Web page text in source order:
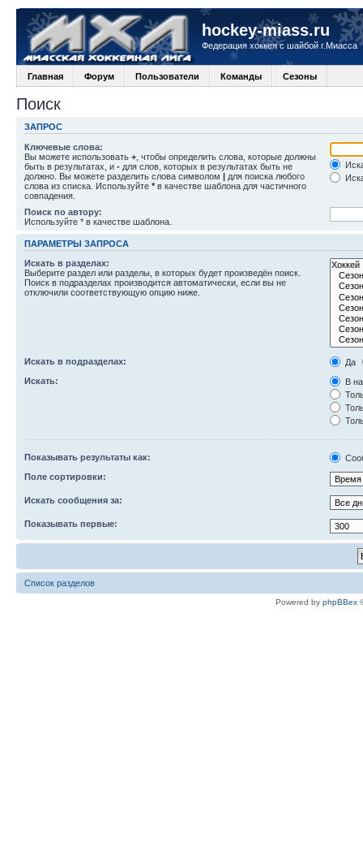
hockey-miass.ru
Федерация хоккея с шайбой г.Миасса
Главная Форум Пользователи Команды Сезоны
Поиск
ЗАПРОС
Ключевые слова:
Вы можете использовать + , чтобы определить слова, которые должны
быть в результатах, и - для слов, которых в результатах быть не
должно. Вы можете разделить слова символом | для поиска любого
слова из списка. Используйте * в качестве шаблона для частичного
совпадения.
Поиск по автору:
Используйте * в качестве шаблона.
ПАРАМЕТРЫ ЗАПРОСА
Искать в разделах:
Выберите раздел или разделы, в которых будет произведён поиск.
Поиск в подразделах производится автоматически, если вы не
отключили соответствующую опцию ниже.
Искать в подразделах:
Да
Искать:
В
Показывать результаты как:
Поле сортировки:
Искать сообщения за:
Показывать первые:
Список разделов
Powered by phpBBex